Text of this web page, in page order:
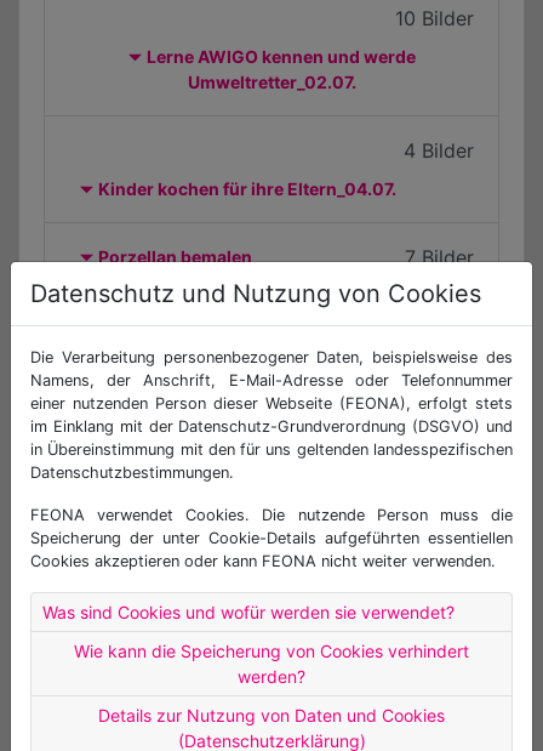
10 Bilder
Lerne AWIGO kennen und werde
Umweltretter_02.07.
4 Bilder
Kinder kochen für ihre Eltern_04.07.
7 Bilder
Porzellan bemalen
7 Bilder
Als Tropenforscher im Regenwald
4 Bilder
AWIGO - Recyclinghof und
Müllfahrzeuge_06.07.
2 Bilder
Backe, backe Kuchen
12 Bilder
Bowling
11 Bilder
Im Fußball-Stadion
Vom Kakaobaum zur Schokolade
Datenschutz und Nutzung von Cookies
Die Verarbeitung personenbezogener Daten, beispielsweise des
Namens, der Anschrift, E-Mail-Adresse oder Telefonnummer
einer nutzenden Person dieser Webseite (FEONA), erfolgt stets
im Einklang mit der Datenschutz-Grundverordnung (DSGVO) und
in Übereinstimmung mit den für uns geltenden landesspezifischen
Datenschutzbestimmungen.
FEONA verwendet Cookies. Die nutzende Person muss die
Speicherung der unter Cookie-Details aufgeführten essentiellen
Cookies akzeptieren oder kann FEONA nicht weiter verwenden.
Was sind Cookies und wofür werden sie verwendet?
Wie kann die Speicherung von Cookies verhindert
werden?
Details zur Nutzung von Daten und Cookies
(Datenschutzerklärung)